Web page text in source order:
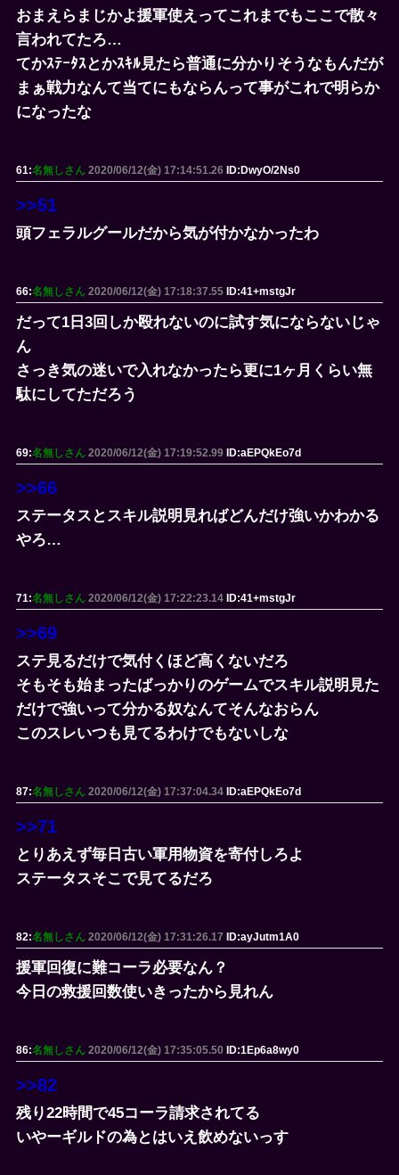
おまえらまじかよ援軍使えってこれまでもここで散々
言われてたろ…
てかｽﾃｰﾀｽとかｽｷﾙ見たら普通に分かりそうなもんだが
まぁ戦力なんて当てにもならんって事がこれで明らか
になったな
61:名無しさん 2020/06/12(金) 17:14:51.26 ID:DwyO/2Ns0
>>51
頭フェラルグールだから気が付かなかったわ
66:名無しさん 2020/06/12(金) 17:18:37.55 ID:41+mstgJr
だって1日3回しか殴れないのに試す気にならないじゃ
ん
さっき気の迷いで入れなかったら更に1ヶ月くらい無
駄にしてただろう
69:名無しさん 2020/06/12(金) 17:19:52.99 ID:aEPQkEo7d
>>66
ステータスとスキル説明見ればどんだけ強いかわかる
やろ…
71:名無しさん 2020/06/12(金) 17:22:23.14 ID:41+mstgJr
>>69
ステ見るだけで気付くほど高くないだろ
そもそも始まったばっかりのゲームでスキル説明見た
だけで強いって分かる奴なんてそんなおらん
このスレいつも見てるわけでもないしな
87:名無しさん 2020/06/12(金) 17:37:04.34 ID:aEPQkEo7d
>>71
とりあえず毎日古い軍用物資を寄付しろよ
ステータスそこで見てるだろ
82:名無しさん 2020/06/12(金) 17:31:26.17 ID:ayJutm1A0
援軍回復に難コーラ必要なん？
今日の救援回数使いきったから見れん
86:名無しさん 2020/06/12(金) 17:35:05.50 ID:1Ep6a8wy0
>>82
残り22時間で45コーラ請求されてる
いやーギルドの為とはいえ飲めないっす